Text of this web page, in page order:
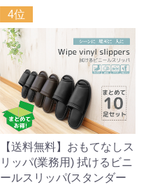
4位
【送料無料】おもてなしス
リッパ(業務用) 拭けるビニ
ールスリッパ(スタンダー